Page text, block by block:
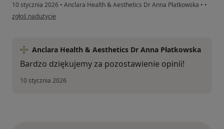
10 stycznia 2026 • Anclara Health & Aesthetics Dr Anna Płatkowska • •
w opinii użytkownika Monika
zgłoś nadużycie
Anclara Health & Aesthetics Dr Anna Płatkowska
Bardzo dziękujemy za pozostawienie opinii!
10 stycznia 2026